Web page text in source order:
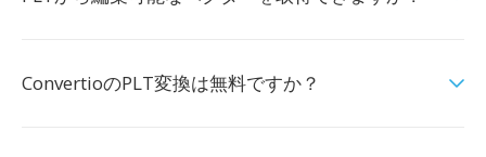
ConvertioのPLT変換は無料ですか？